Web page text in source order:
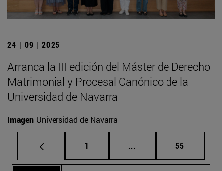
24 | 09 | 2025
Arranca la III edición del Máster de Derecho
Matrimonial y Procesal Canónico de la
Universidad de Navarra
Imagen Universidad de Navarra
Página
1 ... Páginas intermedias
Página
55